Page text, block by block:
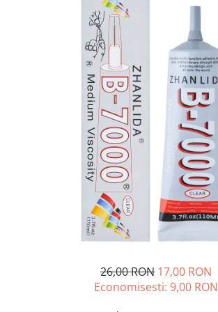
A2251 (Retina 13” 2020)
A2289 (Retina 13” 2020)
A2338 (M1/M2 13” 2020-2022)
A2442 (M1 14” 2021)
A2485 (M1 16” 2021)
A2779 (M2 14” 2023)
A2918 (M3 14” 2023)
A2992 (M3 14” 2023)
Incarcatoare MacBook
Display MacBook
26,00 RON 17,00 RON
Economisesti: 9,00 RON